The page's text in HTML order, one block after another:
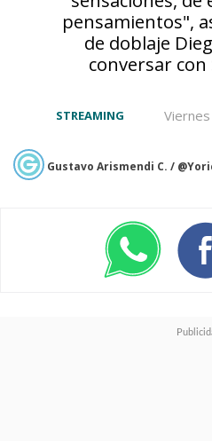
awarded
Year and
Performance
great honor!
support,
watching our
pensamientos",
de doblaje
conversar con
STREAMING
Gustavo Arismendi C. /